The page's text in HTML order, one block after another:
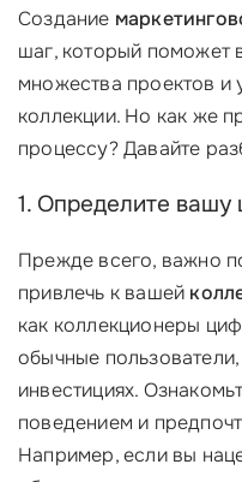
Создание
шаг, который поможет
множества проектов и
коллекции. Но как же
процессу? Давайте
1. Определите вашу
Прежде всего, важно
привлечь к вашей
как коллекционеры
обычные
инвестициях.
поведением и
Например, если вы